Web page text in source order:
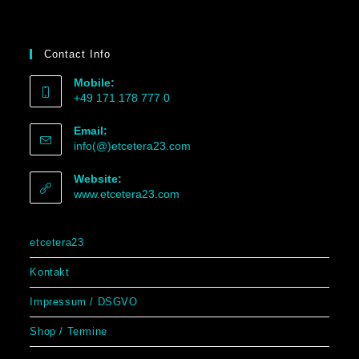
Contact Info
Mobile:
+49 171 178 777 0
Email:
info(@)etcetera23.com
Website:
www.etcetera23.com
etcetera23
Kontakt
Impressum / DSGVO
Shop / Termine